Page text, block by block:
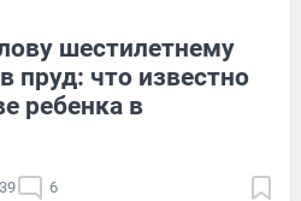
шестилетнему
пруд: что известно
ребенка в
6